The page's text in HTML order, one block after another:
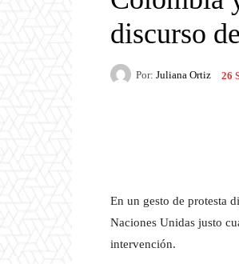
discurso
Por: Juliana Ortiz 26
En un gesto de protesta
Naciones Unidas justo
intervención.